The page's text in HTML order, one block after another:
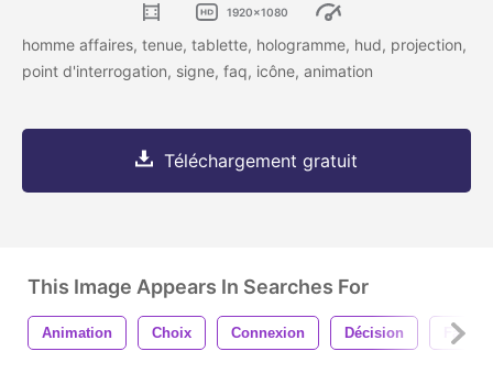
1920x1080
homme affaires, tenue, tablette, hologramme, hud, projection,
point d'interrogation, signe, faq, icône, animation
Téléchargement gratuit
This Image Appears In Searches For
Animation Choix Connexion Décision Faq